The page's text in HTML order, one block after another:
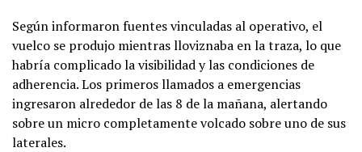
Según informaron fuentes vinculadas al operativo, el
vuelco se produjo mientras lloviznaba en la traza, lo que
habría complicado la visibilidad y las condiciones de
adherencia. Los primeros llamados a emergencias
ingresaron alrededor de las 8 de la mañana, alertando
sobre un micro completamente volcado sobre uno de sus
laterales.